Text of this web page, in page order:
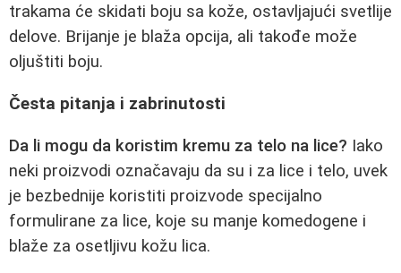
trakama će skidati boju sa kože, ostavljajući svetlije
delove. Brijanje je blaža opcija, ali takođe može
oljuštiti boju.
Česta pitanja i zabrinutosti
Da li mogu da koristim kremu za telo na lice? Iako
neki proizvodi označavaju da su i za lice i telo, uvek
je bezbednije koristiti proizvode specijalno
formulirane za lice, koje su manje komedogene i
blaže za osetljivu kožu lica.